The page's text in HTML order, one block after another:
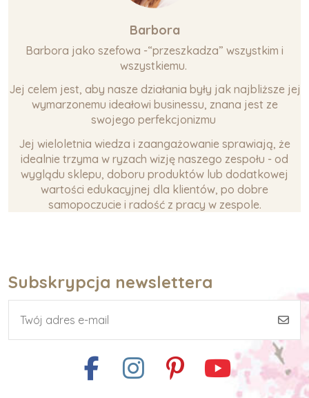
Barbora
Barbora jako szefowa -“przeszkadza” wszystkim i
wszystkiemu.
Jej celem jest, aby nasze działania były jak najbliższe jej
wymarzonemu ideałowi businessu, znana jest ze
swojego perfekcjonizmu
Jej wieloletnia wiedza i zaangażowanie sprawiają, że
idealnie trzyma w ryzach wizję naszego zespołu - od
wyglądu sklepu, doboru produktów lub dodatkowej
wartości edukacyjnej dla klientów, po dobre
samopoczucie i radość z pracy w zespole.
Subskrypcja newslettera